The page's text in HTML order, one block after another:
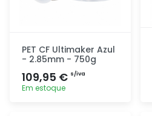
PET CF Ultimaker Azul
- 2.85mm - 750g
109,95 € s/iva
Em estoque